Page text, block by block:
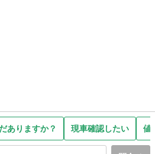
ありますか？ 現車確認したい 値